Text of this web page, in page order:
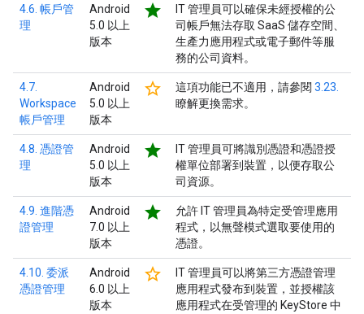
4.6. 帳戶管
理
Android
5.0 以上
版本
star
IT 管理員可以確保未經授權的公
司帳戶無法存取 SaaS 儲存空間、
生產力應用程式或電子郵件等服
務的公司資料。
4.7.
Workspace
帳戶管理
Android
5.0 以上
版本
star_border 這項功能已不適用，請參閱 3.23.
瞭解更換需求。
4.8. 憑證管
理
Android
5.0 以上
版本
star
IT 管理員可將識別憑證和憑證授
權單位部署到裝置，以便存取公
司資源。
4.9. 進階憑
證管理
Android
7.0 以上
版本
star
允許 IT 管理員為特定受管理應用
程式，以無聲模式選取要使用的
憑證。
4.10. 委派
憑證管理
Android
6.0 以上
版本
star_border
IT 管理員可以將第三方憑證管理
應用程式發布到裝置，並授權該
應用程式在受管理的 KeyStore 中